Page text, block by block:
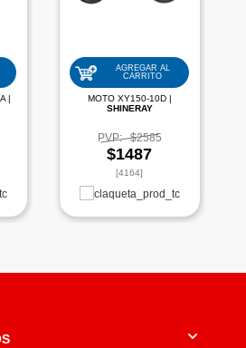
AGREGAR AL
CARRITO
SHINERAY
PVP: $2585
$1487
[4164]